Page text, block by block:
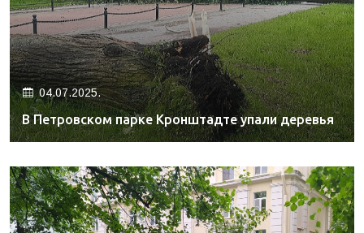
04.07.2025.
В Петровском парке Кронштадте упали деревья